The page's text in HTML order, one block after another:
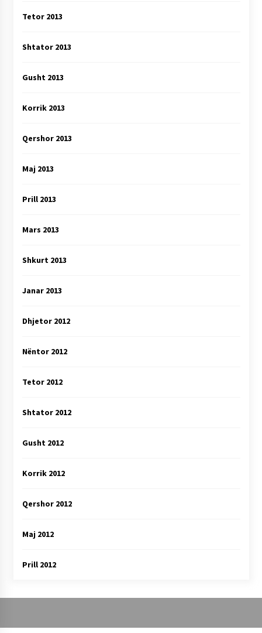
Tetor 2013
Shtator 2013
Gusht 2013
Korrik 2013
Qershor 2013
Maj 2013
Prill 2013
Mars 2013
Shkurt 2013
Janar 2013
Dhjetor 2012
Nëntor 2012
Tetor 2012
Shtator 2012
Gusht 2012
Korrik 2012
Qershor 2012
Maj 2012
Prill 2012